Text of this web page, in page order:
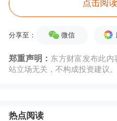
上电子信息制造业
增长8.8%。据海关
3.9%；出口手机
长10.6%。
点击阅
分享至： 微信
郑重声明： 东方财富发布此内
站立场无关，不构成投资建议
热点阅读